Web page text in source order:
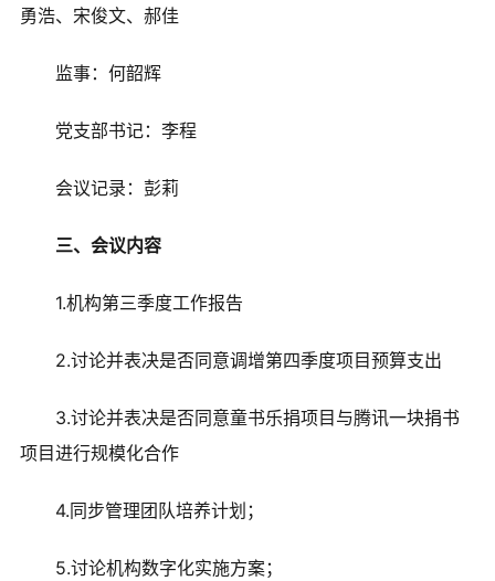
勇浩、宋俊文、郝佳
监事：何韶辉
党支部书记：李程
会议记录：彭莉
三、会议内容
1.机构第三季度工作报告
2.讨论并表决是否同意调增第四季度项目预算支出
3.讨论并表决是否同意童书乐捐项目与腾讯一块捐书
项目进行规模化合作
4.同步管理团队培养计划；
5.讨论机构数字化实施方案；